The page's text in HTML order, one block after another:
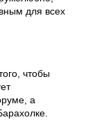
для всех
чтобы
а